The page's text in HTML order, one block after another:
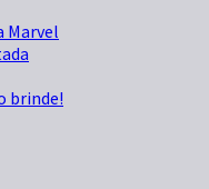
Marvel
brinde!